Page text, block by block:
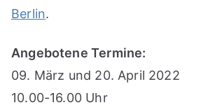
Berlin.
Angebotene Termine:
09. März und 20. April 2022
10.00-16.00 Uhr